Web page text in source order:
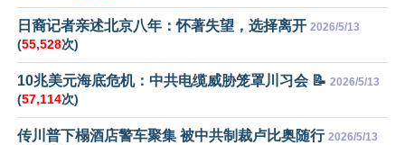
日裔记者亲述北京八年：怀著失望，选择离开 2026/5/13
(55,528次)
10兆美元海底危机：中共电缆威胁笼罩川习会 📝 2026/5/13
(57,114次)
传川普下榻酒店警车聚集 被中共制裁卢比奥随行 2026/5/13